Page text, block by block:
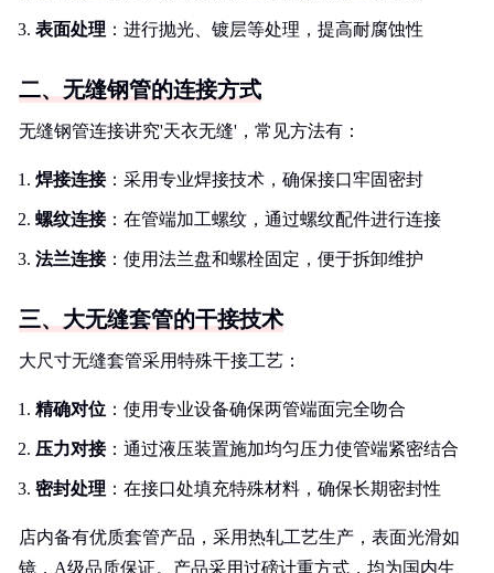
表面处理 ：进行抛光、镀层等处理，提高耐腐蚀性
二、无缝钢管的连接方式
无缝钢管连接讲究'天衣无缝'，常见方法有：
焊接连接：采用专业焊接技术，确保接口牢固密封
螺纹连接：在管端加工螺纹，通过螺纹配件进行连接
法兰连接：使用法兰盘和螺栓固定，便于拆卸维护
三、大无缝套管的干接技术
大尺寸无缝套管采用特殊干接工艺：
精确对位 ：使用专业设备确保两管端面完全吻合
压力对接：通过液压装置施加均匀压力使管端紧密结合
密封处理 ：在接口处填充特殊材料，确保长期密封性
店内备有优质套管产品，采用热轧工艺生产，表面光滑如
镜，A级品质保证。产品采用过磅计重方式，均为国内生